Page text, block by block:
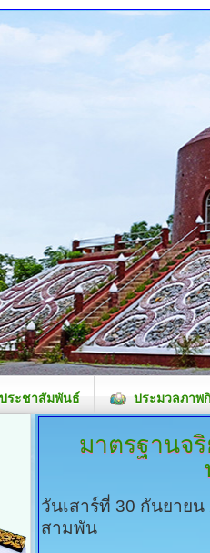
ระชาสัมพันธ์ ประมวลภาพ
มาตรฐานจ
วันเสาร์ที่ 30 กันยาย
สามพัน